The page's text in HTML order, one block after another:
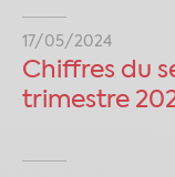
17/05/2024
​​Chiffres du
trimestre